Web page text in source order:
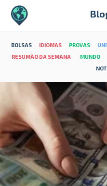
BOLSAS IDIOMAS PROVAS
RESUMÃO DA SEMANA
MUNDO